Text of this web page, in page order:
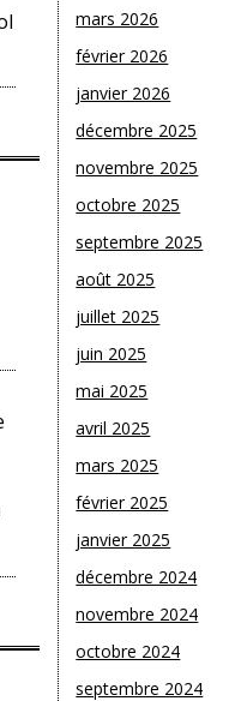
mars 2026
février 2026
janvier 2026
décembre 2025
novembre 2025
octobre 2025
septembre 2025
août 2025
juillet 2025
juin 2025
mai 2025
avril 2025
mars 2025
février 2025
janvier 2025
décembre 2024
novembre 2024
octobre 2024
septembre 2024